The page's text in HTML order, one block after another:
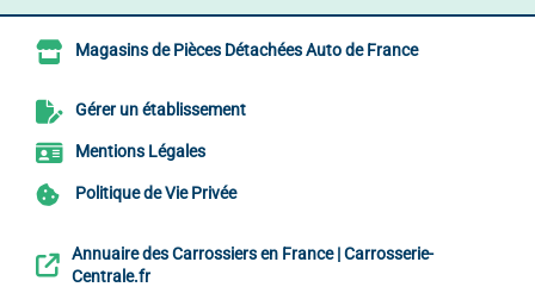
Magasins de Pièces Détachées Auto de France
Gérer un établissement
Mentions Légales
Politique de Vie Privée
Annuaire des Carrossiers en France | Carrosserie-
Centrale.fr